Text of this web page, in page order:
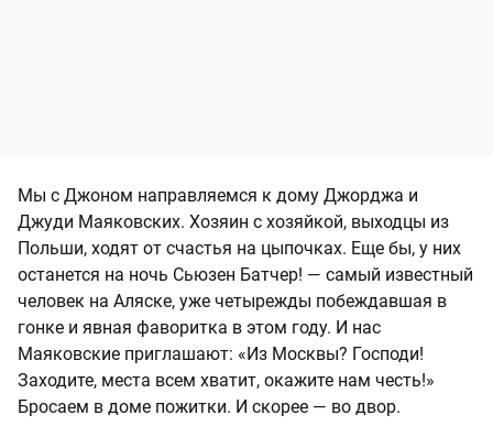
Мы с Джоном направляемся к дому Джорджа и
Джуди Маяковских. Хозяин с хозяйкой, выходцы из
Польши, ходят от счастья на цыпочках. Еще бы, у них
останется на ночь Сьюзен Батчер! — самый известный
человек на Аляске, уже четырежды побеждавшая в
гонке и явная фаворитка в этом году. И нас
Маяковские приглашают: «Из Москвы? Господи!
Заходите, места всем хватит, окажите нам честь!»
Бросаем в доме пожитки. И скорее — во двор.